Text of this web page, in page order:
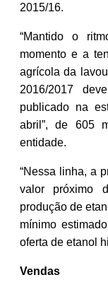
2015/16.
“Mantido o
momento e a
agrícola da
2016/2017
publicado na
abril”, de 605
entidade.
“Nessa linha, a
valor próximo
produção de
mínimo
oferta de etanol
Vendas